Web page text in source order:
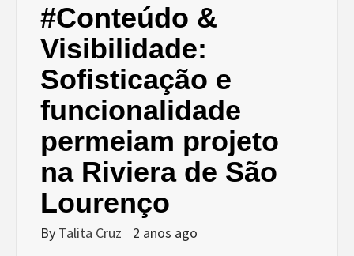
#Conteúdo &
Visibilidade:
Sofisticação e
funcionalidade
permeiam projeto
na Riviera de São
Lourenço
By Talita Cruz 2 anos ago